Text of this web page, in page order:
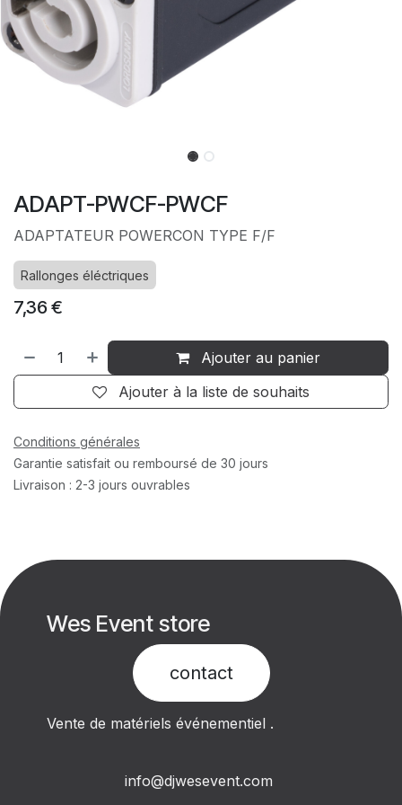
ADAPT-PWCF-PWCF
ADAPTATEUR POWERCON TYPE F/F
Rallonges éléctriques
7,36 €
Ajouter au panier
Ajouter à la liste de souhaits
Conditions générales
Garantie satisfait ou remboursé de 30 jours
Livraison : 2-3 jours ouvrables
Wes Event store
contact​
Vente de matériels événementiel .
info@djwesevent.com